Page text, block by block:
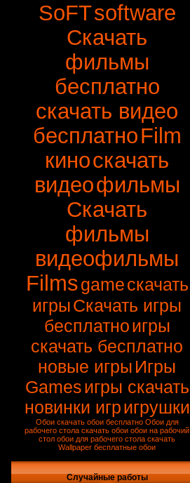
SoFTsoftware
Скачать
фильмы
бесплатно
скачать видео
бесплатноFilm
киноскачать
видеофильмы
Скачать
фильмы
видеофильмы
Filmsgameскачать
игрыСкачать игры
бесплатноигры
скачать бесплатно
новые игры Игры
Gamesигры скачать
новинки игригрушки
Обои скачать обои бесплатно Обои для
рабочего стола скачать обои обои на рабочий
стол обои для рабочего стола скачать
Wallpaper бесплатные обои
Случайные работы